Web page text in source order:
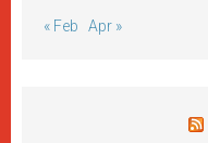
« Feb Apr »